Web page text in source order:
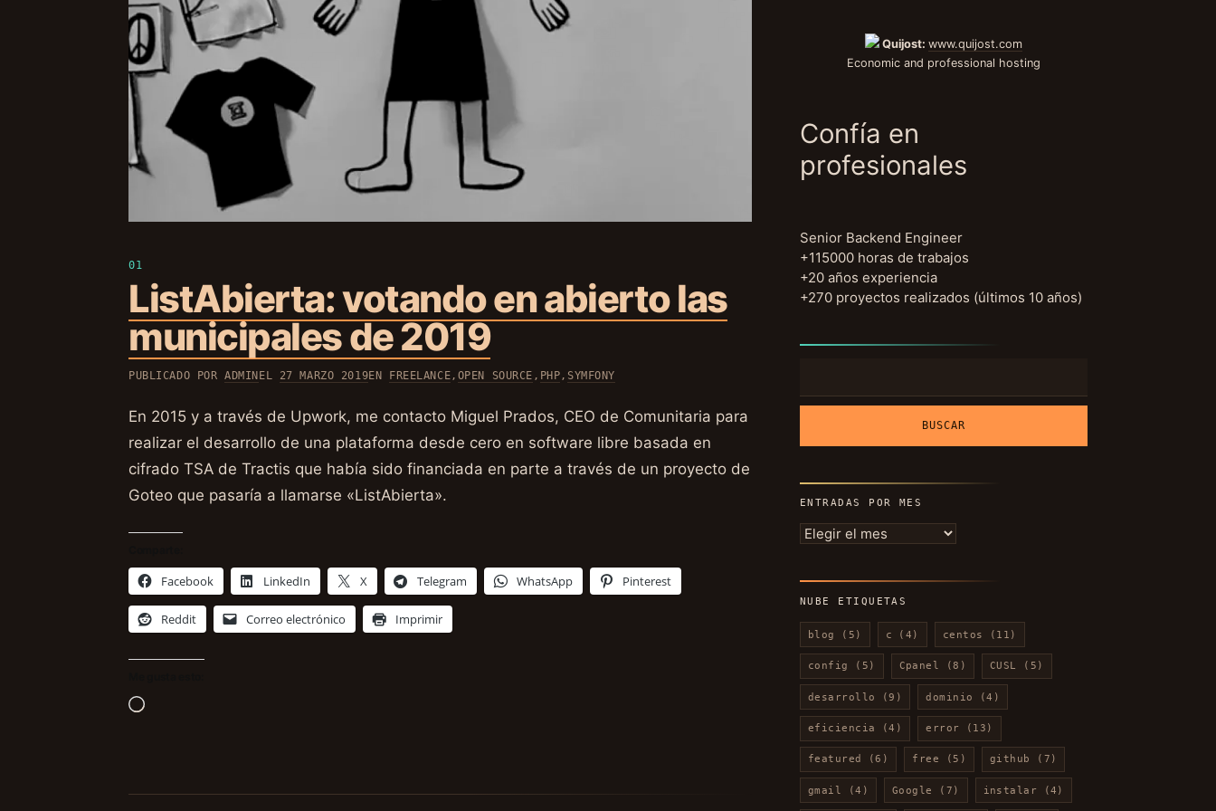
ListAbierta: votando en abierto las
municipales de 2019
PUBLICADO PORADMIN EL 27 MARZO 2019EN FREELANCE, OPEN SOURCE , PHP, SYMFONY
En 2015 y a través de Upwork, me contacto Miguel Prados, CEO de Comunitaria para
realizar el desarrollo de una plataforma desde cero en software libre basada en
cifrado TSA de Tractis que había sido financiada en parte a través de un proyecto de
Goteo que pasaría a llamarse «ListAbierta».
Facebook LinkedIn X Telegram WhatsApp Pinterest
Reddit Correo electrónico Imprimir
Cargando...
Quijost: www.quijost.com
Economic and professional hosting
Confía en
profesionales
Senior Backend Engineer
+115000 horas de trabajos
+20 años experiencia
+270 proyectos realizados (últimos 10 años)
ENTRADAS POR MES
Entradas
NUBE ETIQUETAS
blog (5) c (4) centos (11)
config (5) Cpanel (8) CUSL (5)
desarrollo (9) dominio (4)
eficiencia (4) error (13)
featured (6) free (5) github (7)
gmail (4) Google (7) instalar (4)